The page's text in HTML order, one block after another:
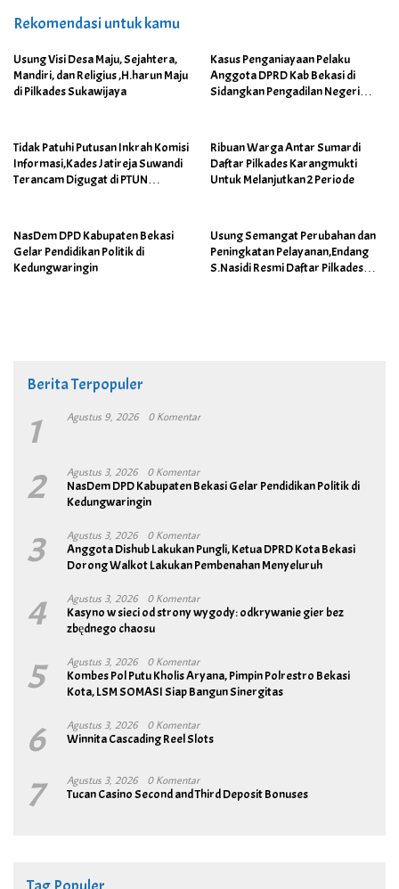
Rekomendasi untuk kamu
Usung Visi Desa Maju, Sejahtera,
Mandiri, dan Religius ,H.harun Maju
di Pilkades Sukawijaya
Kasus Penganiayaan Pelaku
Anggota DPRD Kab Bekasi di
Sidangkan Pengadilan Negeri
Tidak Patuhi Putusan Inkrah Komisi
Informasi,Kades Jatireja Suwandi
Terancam Digugat di PTUN
Ribuan Warga Antar Sumardi
Daftar Pilkades Karangmukti
Untuk Melanjutkan 2 Periode
NasDem DPD Kabupaten Bekasi
Gelar Pendidikan Politik di
Kedungwaringin
Usung Semangat Perubahan dan
Peningkatan Pelayanan,Endang
S.Nasidi Resmi Daftar Pilkades
Berita Terpopuler
1 Agustus 9, 2026 0 Komentar
2 Agustus 3, 2026 0 Komentar
NasDem DPD Kabupaten Bekasi Gelar Pendidikan Politik di
Kedungwaringin
3 Agustus 3, 2026 0 Komentar
Anggota Dishub Lakukan Pungli, Ketua DPRD Kota Bekasi
Dorong Walkot Lakukan Pembenahan Menyeluruh
4 Agustus 3, 2026 0 Komentar
Kasyno w sieci od strony wygody: odkrywanie gier bez
zbędnego chaosu
5 Agustus 3, 2026 0 Komentar
Kombes Pol Putu Kholis Aryana, Pimpin Polrestro Bekasi
Kota, LSM SOMASI Siap Bangun Sinergitas
6 Agustus 3, 2026 0 Komentar
Winnita Cascading Reel Slots
7 Agustus 3, 2026 0 Komentar
Tucan Casino Second and Third Deposit Bonuses